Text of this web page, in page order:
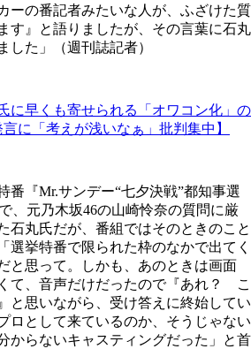
ーの番記者みたいな人が、ふざけた質
す』と語りましたが、その言葉に石丸
した」（週刊誌記者）
に早くも寄せられる「オワコン化」の
に「考えが浅いなぁ」批判集中】
『Mr.サンデー“七夕決戦”都知事選
、元乃木坂46の山崎怜奈の質問に厳
石丸氏だが、番組ではそのときのこと
選挙特番で限られた枠のなかで出てく
と思って。しかも、あのときは画面
て、音声だけだったので『あれ？ こ
と思いながら、受け答えに終始してい
ロとして来ているのか、そうじゃない
からないキャスティングだった」と首